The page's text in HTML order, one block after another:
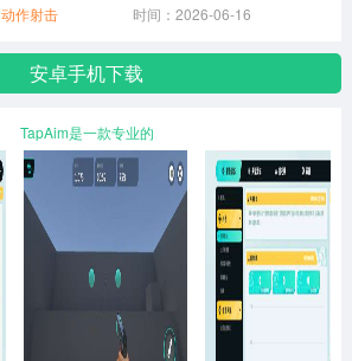
动作射击 时间：2026-06-16
安卓手机下载
TapAim是一款专业的